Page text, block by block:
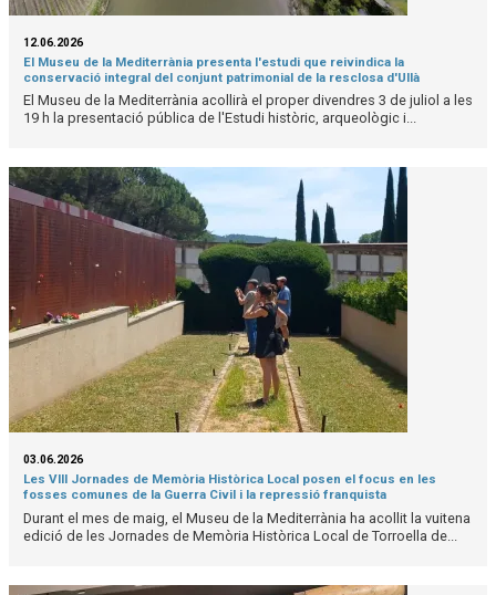
12.06.2026
El Museu de la Mediterrània presenta l'estudi que reivindica la
conservació integral del conjunt patrimonial de la resclosa d'Ullà
El Museu de la Mediterrània acollirà el proper divendres 3 de juliol a les
19 h la presentació pública de l'Estudi històric, arqueològic i...
03.06.2026
Les VIII Jornades de Memòria Històrica Local posen el focus en les
fosses comunes de la Guerra Civil i la repressió franquista
Durant el mes de maig, el Museu de la Mediterrània ha acollit la vuitena
edició de les Jornades de Memòria Històrica Local de Torroella de...